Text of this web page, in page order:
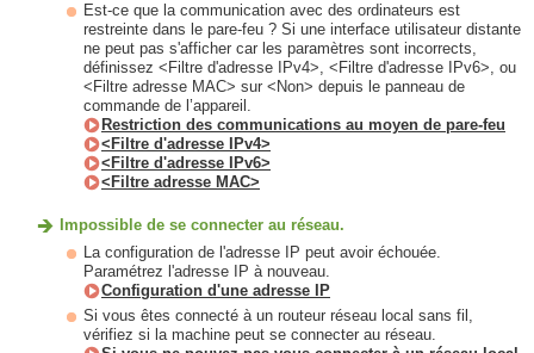
Est-ce que la communication avec des ordinateurs est
restreinte dans le pare-feu ? Si une interface utilisateur distante
ne peut pas s'afficher car les paramètres sont incorrects,
définissez <Filtre d'adresse IPv4>, <Filtre d'adresse IPv6>, ou
<Filtre adresse MAC> sur <Non> depuis le panneau de
commande de l’appareil.
Restriction des communications au moyen de pare-feu
<Filtre d'adresse IPv4>
<Filtre d'adresse IPv6>
<Filtre adresse MAC>
Impossible de se connecter au réseau.
La configuration de l'adresse IP peut avoir échouée.
Paramétrez l'adresse IP à nouveau.
Configuration d'une adresse IP
Si vous êtes connecté à un routeur réseau local sans fil,
vérifiez si la machine peut se connecter au réseau.